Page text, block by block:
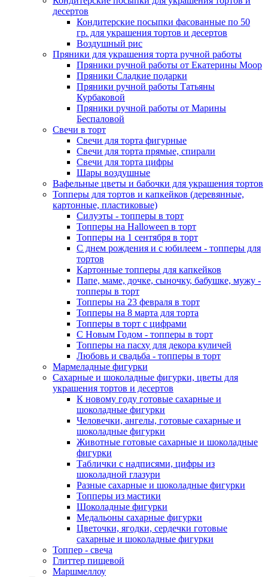
десертов
Кондитерские посыпки фасованные по 50
гр. для украшения тортов и десертов
Воздушный рис
Пряники для украшения торта ручной работы
Пряники ручной работы от Екатерины Моор
Пряники Сладкие подарки
Пряники ручной работы Татьяны
Курбаковой
Пряники ручной работы от Марины
Беспаловой
Свечи в торт
Свечи для торта фигурные
Свечи для торта прямые, спирали
Свечи для торта цифры
Шары воздушные
Вафельные цветы и бабочки для украшения тортов
Топперы для тортов и капкейков (деревянные,
картонные, пластиковые)
Силуэты - топперы в торт
Топперы на Halloween в торт
Топперы на 1 сентября в торт
С днем рождения и с юбилеем - топперы для
тортов
Картонные топперы для капкейков
Папе, маме, дочке, сыночку, бабушке, мужу -
топперы в торт
Топперы на 23 февраля в торт
Топперы на 8 марта для торта
Топперы в торт с цифрами
С Новым Годом - топперы в торт
Топперы на пасху для декора куличей
Любовь и свадьба - топперы в торт
Мармеладные фигурки
Сахарные и шоколадные фигурки, цветы для
украшения тортов и десертов
К новому году готовые сахарные и
шоколадные фигурки
Человечки, ангелы, готовые сахарные и
шоколадные фигурки
Животные готовые сахарные и шоколадные
фигурки
Таблички с надписями, цифры из
шоколадной глазури
Разные сахарные и шоколадные фигурки
Топперы из мастики
Шоколадные фигурки
Медальоны сахарные фигурки
Цветочки, ягодки, сердечки готовые
сахарные и шоколадные фигурки
Топпер - свеча
Глиттер пищевой
Маршмеллоу